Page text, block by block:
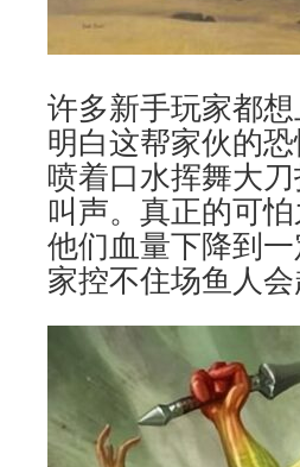
许多新手玩家都
明白这帮家伙的
喷着口水挥舞大
叫声。真正的可
他们血量下降到
家控不住场鱼人会